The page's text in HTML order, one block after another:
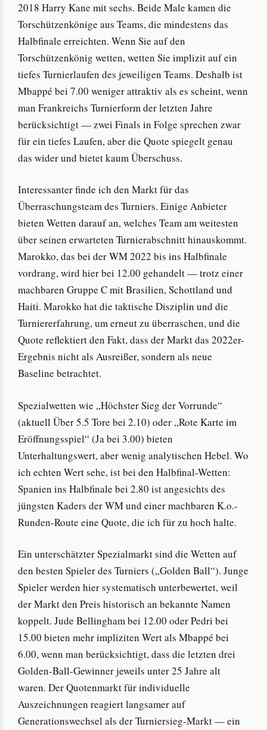
2018 Harry Kane mit sechs. Beide Male kamen die
Torschützenkönige aus Teams, die mindestens das
Halbfinale erreichten. Wenn Sie auf den
Torschützenkönig wetten, wetten Sie implizit auf ein
tiefes Turnierlaufen des jeweiligen Teams. Deshalb ist
Mbappé bei 7.00 weniger attraktiv als es scheint, wenn
man Frankreichs Turnierform der letzten Jahre
berücksichtigt — zwei Finals in Folge sprechen zwar
für ein tiefes Laufen, aber die Quote spiegelt genau
das wider und bietet kaum Überschuss.
Interessanter finde ich den Markt für das
Überraschungsteam des Turniers. Einige Anbieter
bieten Wetten darauf an, welches Team am weitesten
über seinen erwarteten Turnierabschnitt hinauskommt.
Marokko, das bei der WM 2022 bis ins Halbfinale
vordrang, wird hier bei 12.00 gehandelt — trotz einer
machbaren Gruppe C mit Brasilien, Schottland und
Haiti. Marokko hat die taktische Disziplin und die
Turniererfahrung, um erneut zu überraschen, und die
Quote reflektiert den Fakt, dass der Markt das 2022er-
Ergebnis nicht als Ausreißer, sondern als neue
Baseline betrachtet.
Spezialwetten wie „Höchster Sieg der Vorrunde“
(aktuell Über 5.5 Tore bei 2.10) oder „Rote Karte im
Eröffnungsspiel“ (Ja bei 3.00) bieten
Unterhaltungswert, aber wenig analytischen Hebel. Wo
ich echten Wert sehe, ist bei den Halbfinal-Wetten:
Spanien ins Halbfinale bei 2.80 ist angesichts des
jüngsten Kaders der WM und einer machbaren K.o.-
Runden-Route eine Quote, die ich für zu hoch halte.
Ein unterschätzter Spezialmarkt sind die Wetten auf
den besten Spieler des Turniers („Golden Ball“). Junge
Spieler werden hier systematisch unterbewertet, weil
der Markt den Preis historisch an bekannte Namen
koppelt. Jude Bellingham bei 12.00 oder Pedri bei
15.00 bieten mehr impliziten Wert als Mbappé bei
6.00, wenn man berücksichtigt, dass die letzten drei
Golden-Ball-Gewinner jeweils unter 25 Jahre alt
waren. Der Quotenmarkt für individuelle
Auszeichnungen reagiert langsamer auf
Generationswechsel als der Turniersieg-Markt — ein